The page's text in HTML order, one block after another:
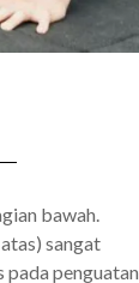
bawah.
sangat
penguatan